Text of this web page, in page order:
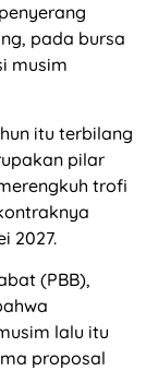
pada bursa
musim
itu terbilang
pilar
trofi
2027.
(PBB),
lalu itu
proposal